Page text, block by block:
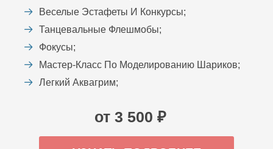
Веселые Эстафеты И Конкурсы;
Танцевальные Флешмобы;
Фокусы;
Мастер-Класс По Моделированию Шариков;
Легкий Аквагрим;
от 3 500 ₽